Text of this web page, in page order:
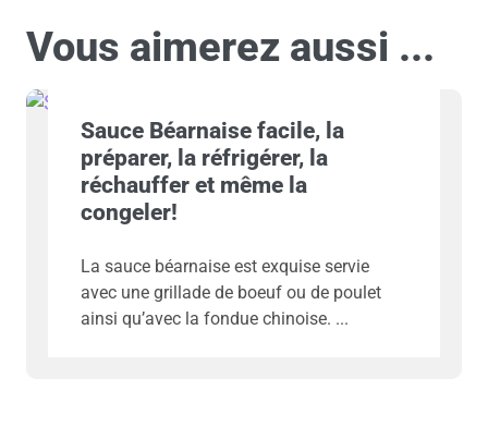
Vous aimerez aussi ...
Sauce Béarnaise facile, la
préparer, la réfrigérer, la
réchauffer et même la
congeler!
La sauce béarnaise est exquise servie
avec une grillade de boeuf ou de poulet
ainsi qu’avec la fondue chinoise.